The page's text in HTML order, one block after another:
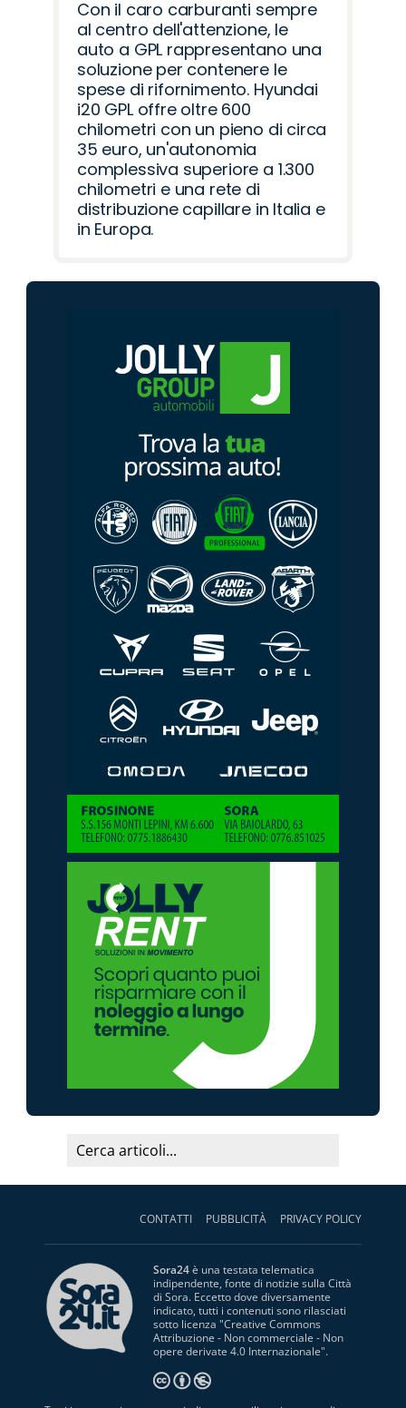
Con il caro carburanti sempre
al centro dell'attenzione, le
auto a GPL rappresentano una
soluzione per contenere le
spese di rifornimento. Hyundai
i20 GPL offre oltre 600
chilometri con un pieno di circa
35 euro, un'autonomia
complessiva superiore a 1.300
chilometri e una rete di
distribuzione capillare in Italia e
in Europa.
CONTATTI PUBBLICITÀ PRIVACY POLICY
Sora24è una testata telematica
indipendente, fonte di notizie sulla Città
di Sora. Eccetto dove diversamente
indicato, tutti i contenuti sono rilasciati
sotto licenza "Creative Commons
Attribuzione - Non commerciale - Non
opere derivate 4.0 Internazionale".